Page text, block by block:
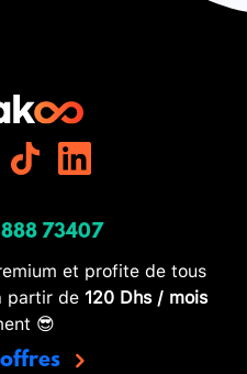
888 73407
et profite de tous
partir de 120 Dhs / mois
😎